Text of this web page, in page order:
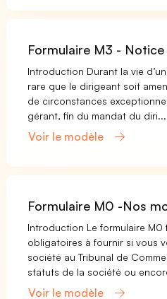
Formulaire M3 - Notice
Introduction Durant la vie
rare que le dirigeant soit
de circonstances
gérant, fin du mandat du diri...
Voir le modèle
Formulaire M0 -Nos
Introduction Le formulaire
obligatoires à fournir si vous
société au Tribunal de
statuts de la société ou
Voir le modèle